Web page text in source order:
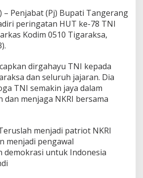
– Penjabat (Pj) Bupati Tangerang
peringatan HUT ke-78 TNI
Kodim 0510 Tigaraksa,
dirgahayu TNI kepada
dan seluruh jajaran. Dia
TNI semakin jaya dalam
dan menjaga NKRI bersama
menjadi patriot NKRI
menjadi pengawal
demokrasi untuk Indonesia